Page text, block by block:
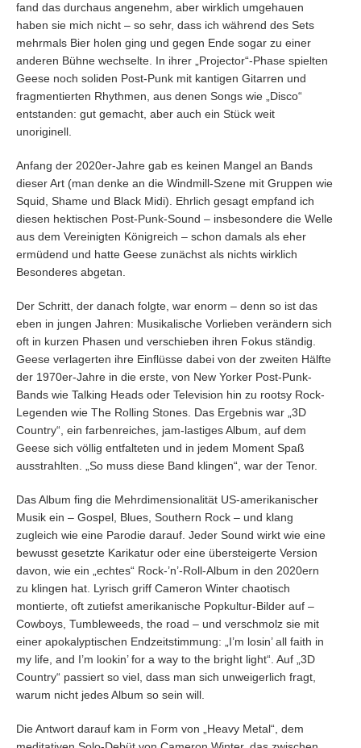
fand das durchaus angenehm, aber wirklich umgehauen
haben sie mich nicht – so sehr, dass ich während des Sets
mehrmals Bier holen ging und gegen Ende sogar zu einer
anderen Bühne wechselte. In ihrer „Projector“-Phase spielten
Geese noch soliden Post-Punk mit kantigen Gitarren und
fragmentierten Rhythmen, aus denen Songs wie „Disco“
entstanden: gut gemacht, aber auch ein Stück weit
unoriginell.
Anfang der 2020er-Jahre gab es keinen Mangel an Bands
dieser Art (man denke an die Windmill-Szene mit Gruppen wie
Squid, Shame und Black Midi). Ehrlich gesagt empfand ich
diesen hektischen Post-Punk-Sound – insbesondere die Welle
aus dem Vereinigten Königreich – schon damals als eher
ermüdend und hatte Geese zunächst als nichts wirklich
Besonderes abgetan.
Der Schritt, der danach folgte, war enorm – denn so ist das
eben in jungen Jahren: Musikalische Vorlieben verändern sich
oft in kurzen Phasen und verschieben ihren Fokus ständig.
Geese verlagerten ihre Einflüsse dabei von der zweiten Hälfte
der 1970er-Jahre in die erste, von New Yorker Post-Punk-
Bands wie Talking Heads oder Television hin zu rootsy Rock-
Legenden wie The Rolling Stones. Das Ergebnis war „3D
Country“, ein farbenreiches, jam-lastiges Album, auf dem
Geese sich völlig entfalteten und in jedem Moment Spaß
ausstrahlten. „So muss diese Band klingen“, war der Tenor.
Das Album fing die Mehrdimensionalität US-amerikanischer
Musik ein – Gospel, Blues, Southern Rock – und klang
zugleich wie eine Parodie darauf. Jeder Sound wirkt wie eine
bewusst gesetzte Karikatur oder eine übersteigerte Version
davon, wie ein „echtes“ Rock-’n’-Roll-Album in den 2020ern
zu klingen hat. Lyrisch griff Cameron Winter chaotisch
montierte, oft zutiefst amerikanische Popkultur-Bilder auf –
Cowboys, Tumbleweeds, the road – und verschmolz sie mit
einer apokalyptischen Endzeitstimmung: „I’m losin’ all faith in
my life, and I’m lookin’ for a way to the bright light“. Auf „3D
Country“ passiert so viel, dass man sich unweigerlich fragt,
warum nicht jedes Album so sein will.
Die Antwort darauf kam in Form von „Heavy Metal“, dem